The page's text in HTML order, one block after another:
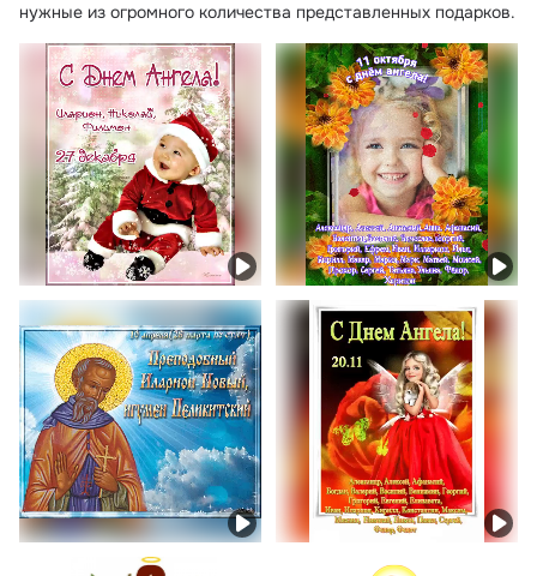
нужные из огромного количества представленных подарков.